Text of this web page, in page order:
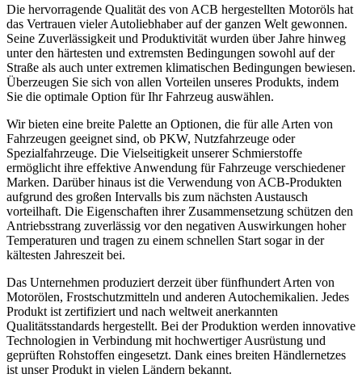
Die hervorragende Qualität des von ACB hergestellten Motoröls hat
das Vertrauen vieler Autoliebhaber auf der ganzen Welt gewonnen.
Seine Zuverlässigkeit und Produktivität wurden über Jahre hinweg
unter den härtesten und extremsten Bedingungen sowohl auf der
Straße als auch unter extremen klimatischen Bedingungen bewiesen.
Überzeugen Sie sich von allen Vorteilen unseres Produkts, indem
Sie die optimale Option für Ihr Fahrzeug auswählen.
Wir bieten eine breite Palette an Optionen, die für alle Arten von
Fahrzeugen geeignet sind, ob PKW, Nutzfahrzeuge oder
Spezialfahrzeuge. Die Vielseitigkeit unserer Schmierstoffe
ermöglicht ihre effektive Anwendung für Fahrzeuge verschiedener
Marken. Darüber hinaus ist die Verwendung von ACB-Produkten
aufgrund des großen Intervalls bis zum nächsten Austausch
vorteilhaft. Die Eigenschaften ihrer Zusammensetzung schützen den
Antriebsstrang zuverlässig vor den negativen Auswirkungen hoher
Temperaturen und tragen zu einem schnellen Start sogar in der
kältesten Jahreszeit bei.
Das Unternehmen produziert derzeit über fünfhundert Arten von
Motorölen, Frostschutzmitteln und anderen Autochemikalien. Jedes
Produkt ist zertifiziert und nach weltweit anerkannten
Qualitätsstandards hergestellt. Bei der Produktion werden innovative
Technologien in Verbindung mit hochwertiger Ausrüstung und
geprüften Rohstoffen eingesetzt. Dank eines breiten Händlernetzes
ist unser Produkt in vielen Ländern bekannt.